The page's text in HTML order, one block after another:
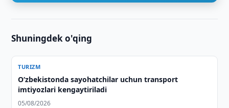
Shuningdek o'qing
TURIZM
Oʻzbekistonda sayohatchilar uchun transport
imtiyozlari kengaytiriladi
05/08/2026